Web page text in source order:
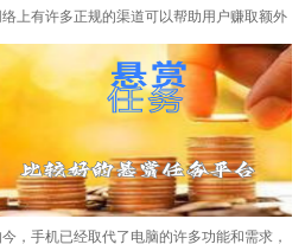
台时，务必注意任务的真实性和可靠性，避
与虚假、违法或不良的活动。希望本文能够
您找到一款适合的任务赚钱APP，帮助您实现
额外收入的目标。
上有许多正规的渠道可以帮助用户赚取额外
入。以下是一些推荐的平台，它们提供了多
赚钱方式，适合不同的用户需求。 下面一些
荐的网络赚钱平台，它们提供了多样化的任
赚钱方式，适合不同用户的需求。用户可以
自己的兴趣和时间灵活选择参与，获得额外
入。记得在使用这些平台时，要注意保护个
，手机已经取代了电脑的许多功能和需求，